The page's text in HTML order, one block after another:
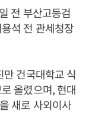
전 부산고등검
석 전 관세청장
건국대학교 식
올렸으며, 현대
새로 사외이사